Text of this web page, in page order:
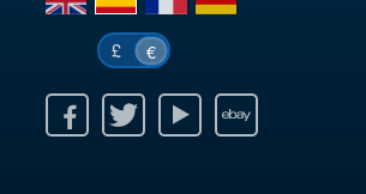
£ €
Youtube Ebay